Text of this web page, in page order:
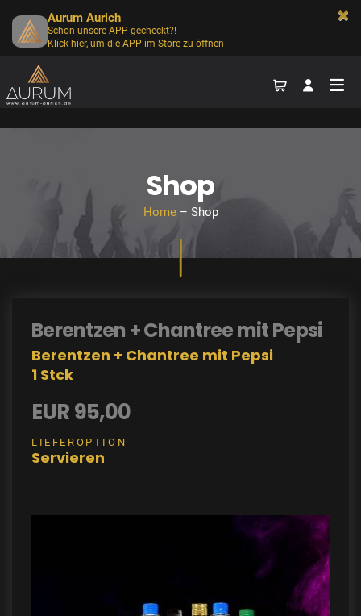
Shop
Home– Shop
Berentzen + Chantree mit Pepsi
Berentzen + Chantree mit Pepsi
1 Stck
EUR 95,00
LIEFEROPTION
Servieren
Aurum Aurich
Schon unsere APP gecheckt?!
Klick hier, um die APP im Store zu öffnen